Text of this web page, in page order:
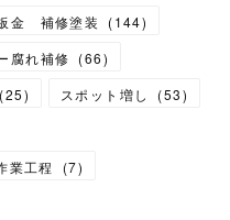
金 補修塗装 (144)
腐れ補修 (66)
(25) スポット増し (53)
業工程
(7)